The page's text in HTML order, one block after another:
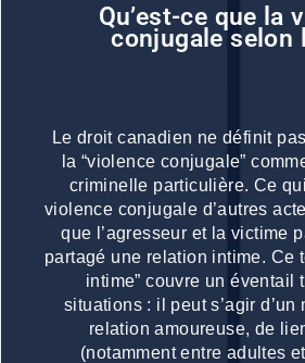
Qu’est-ce que la
conjugale selon
Le droit canadien ne définit
la “violence conjugale”
criminelle particulière. Ce
violence conjugale d’autres
que l’agresseur et la victime
partagé une relation intime. Ce
intime” couvre un éventail
situations : il peut s’agir d’un
relation amoureuse, de
(notamment entre adultes